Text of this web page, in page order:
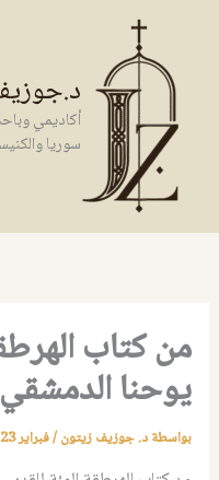
المحتوى
أكاديمي
سوريا
من كتاب
يوحنا الدمشقي
بواسطةد. جوزيف زيتون/فبراير 23, 2024